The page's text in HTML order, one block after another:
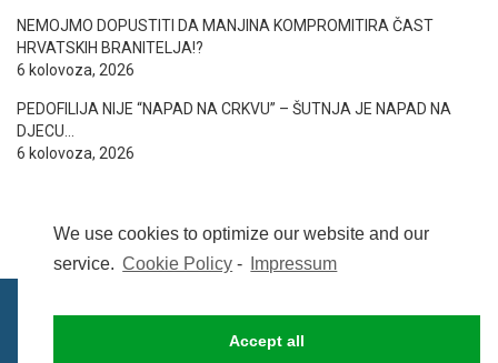
We use cookies to optimize our website and our
service. Cookie Policy - Impressum
Accept all
NEMOJMO DOPUSTITI DA MANJINA KOMPROMITIRA ČAST
HRVATSKIH BRANITELJA!?
6 kolovoza, 2026
PEDOFILIJA NIJE “NAPAD NA CRKVU” – ŠUTNJA JE NAPAD NA
DJECU…
6 kolovoza, 2026